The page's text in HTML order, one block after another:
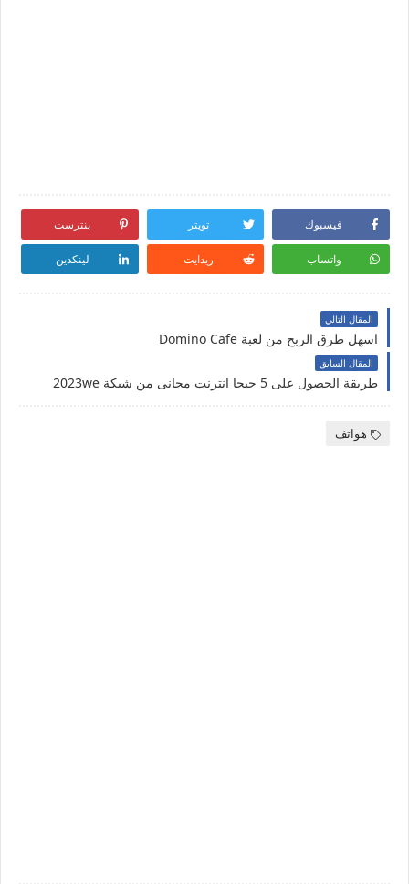
فيسبوك تويتر بنترست
واتساب ريدايت لينكدين
المقال التالي
اسهل طرق الربح من لعبة Domino Cafe
المقال السابق
طريقة الحصول على 5 جيجا انترنت مجانى من شبكة 2023we
هواتف